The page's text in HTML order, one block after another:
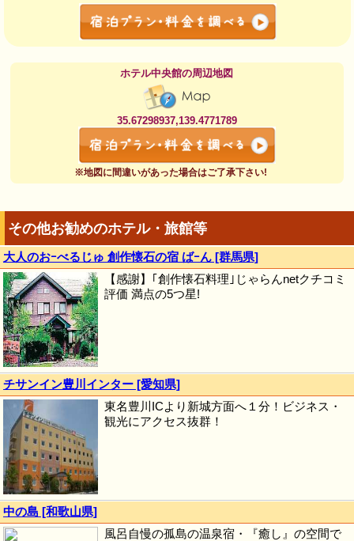
ホテル中央館の周辺地図
35.67298937,139.4771789
※地図に間違いがあった場合はご了承下さい!
その他お勧めのホテル・旅館等
大人のおｰべるじゅ 創作懐石の宿 ばｰん [群馬県]
【感謝】｢創作懐石料理｣じゃらんnetクチコミ
評価 満点の5つ星!
チサンイン豊川インター [愛知県]
東名豊川ICより新城方面へ１分！ビジネス・
観光にアクセス抜群！
中の島 [和歌山県]
風呂自慢の孤島の温泉宿・『癒し』の空間で